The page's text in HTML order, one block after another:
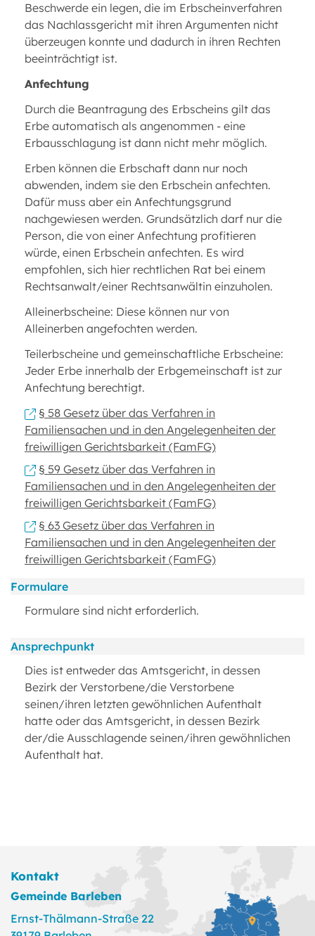
Beschwerde ein legen, die im Erbscheinverfahren
das Nachlassgericht mit ihren Argumenten nicht
überzeugen konnte und dadurch in ihren Rechten
beeinträchtigt ist.
Anfechtung
Durch die Beantragung des Erbscheins gilt das
Erbe automatisch als angenommen - eine
Erbausschlagung ist dann nicht mehr möglich.
Erben können die Erbschaft dann nur noch
abwenden, indem sie den Erbschein anfechten.
Dafür muss aber ein Anfechtungsgrund
nachgewiesen werden. Grundsätzlich darf nur die
Person, die von einer Anfechtung profitieren
würde, einen Erbschein anfechten. Es wird
empfohlen, sich hier rechtlichen Rat bei einem
Rechtsanwalt/einer Rechtsanwältin einzuholen.
Alleinerbscheine: Diese können nur von
Alleinerben angefochten werden.
Teilerbscheine und gemeinschaftliche Erbscheine:
Jeder Erbe innerhalb der Erbgemeinschaft ist zur
Anfechtung berechtigt.
§ 58 Gesetz über das Verfahren in
Familiensachen und in den Angelegenheiten der
freiwilligen Gerichtsbarkeit (FamFG)
§ 59 Gesetz über das Verfahren in
Familiensachen und in den Angelegenheiten der
freiwilligen Gerichtsbarkeit (FamFG)
§ 63 Gesetz über das Verfahren in
Familiensachen und in den Angelegenheiten der
freiwilligen Gerichtsbarkeit (FamFG)
Formulare
Formulare sind nicht erforderlich.
Ansprechpunkt
Dies ist entweder das Amtsgericht, in dessen
Bezirk der Verstorbene/die Verstorbene
seinen/ihren letzten gewöhnlichen Aufenthalt
hatte oder das Amtsgericht, in dessen Bezirk
der/die Ausschlagende seinen/ihren gewöhnlichen
Aufenthalt hat.
Kontakt
Gemeinde Barleben
Ernst-Thälmann-Straße 22